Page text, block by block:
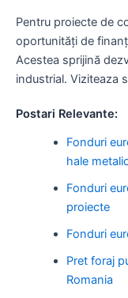
Pentru proiecte de
oportunități de
Acestea sprijină
industrial. Viziteaza
Postari Relevante:
Fonduri
hale
Fonduri
proiecte
Fonduri
Pret foraj
Romania